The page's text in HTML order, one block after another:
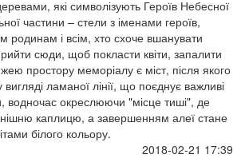
які символізують Героїв Небесної
частини – стели з іменами героїв,
родинам і всім, хто схоче вшанувати
сюди, щоб покласти квіти, запалити
простору меморіалу є міст, після якого
ламаної лінії, що поєднує важливі
водночас окреслюючи "місце тиші", де
каплицю, а завершенням алеї стане
білого кольору.
2018-02-21 17:39